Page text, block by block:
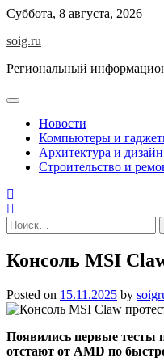
Skip
content
Суббота, 8 августа, 2026
soig.ru
Региональный
Новости
Компьютеры и
Архитектура и дизайн
Строительство и
Найти:
Консоль MSI
Posted on 15.11.2025 by
Появились первые тесты
отстают от AMD по